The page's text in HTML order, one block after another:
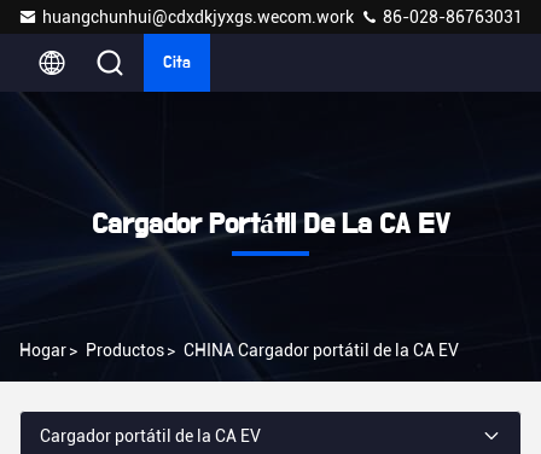
huangchunhui@cdxdkjyxgs.wecom.work 86-028-86763031
Cita
Cargador Portátil De La CA EV
Hogar> Productos> CHINA Cargador portátil de la CA EV
Cargador portátil de la CA EV